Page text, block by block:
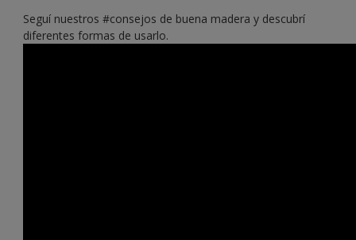
Seguí nuestros #consejos de buena madera y descubrí
diferentes formas de usarlo.